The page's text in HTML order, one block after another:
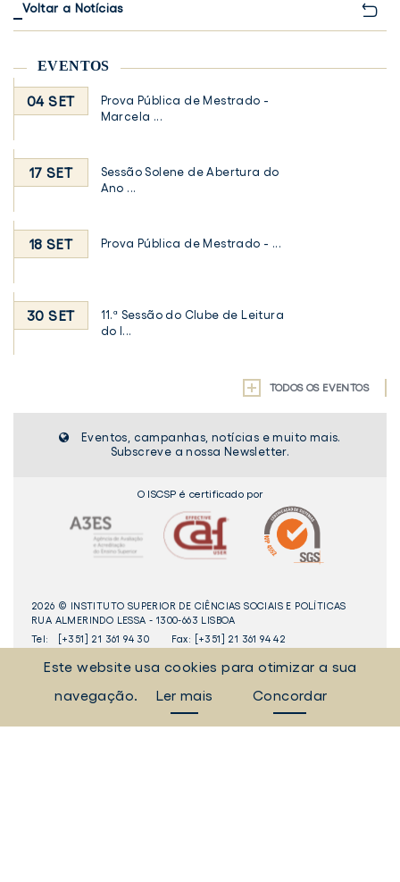
Voltar a Notícias
EVENTOS
04 SET
Prova Pública de Mestrado -
Marcela ...
17 SET
Sessão Solene de Abertura do
Ano ...
18 SET Prova Pública de Mestrado - ...
30 SET
11.ª Sessão do Clube de Leitura
do I...
TODOS OS EVENTOS
Eventos, campanhas, notícias e muito mais.
Subscreve a nossa Newsletter.
O ISCSP é certificado por
2026 © INSTITUTO SUPERIOR DE CIÊNCIAS SOCIAIS E POLÍTICAS
RUA ALMERINDO LESSA - 1300-663 LISBOA
Tel:
[+351] 21 361 94 30 Fax: [+351] 21 361 94 42
_Sempre Ligados
LINKEDININSTAGAMFACEBOOK
YOUTUBE
Este website usa cookies para otimizar a sua
navegação.
Ler mais Concordar